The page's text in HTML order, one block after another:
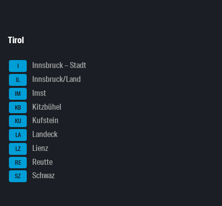
Tirol
I Innsbruck – Stadt
IL Innsbruck/Land
IM Imst
KB Kitzbühel
KU Kufstein
LA Landeck
LZ Lienz
RE Reutte
SZ Schwaz